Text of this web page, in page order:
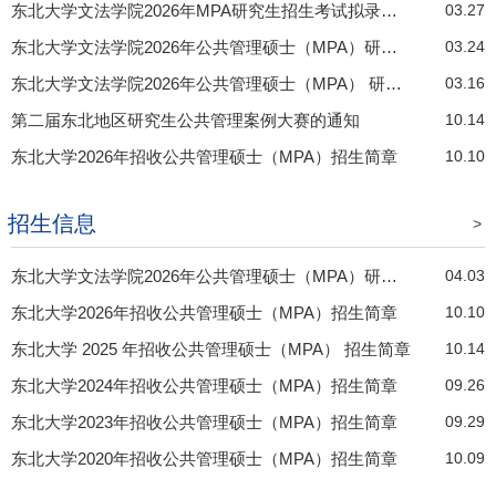
东北大学文法学院2026年MPA研究生招生考试拟录取名单 03.27
东北大学文法学院2026年公共管理硕士（MPA）研究生招生考试复试成绩公布 03.24
东北大学文法学院2026年公共管理硕士（MPA） 研究生招生考试复试实施细则 03.16
第二届东北地区研究生公共管理案例大赛的通知 10.14
东北大学2026年招收公共管理硕士（MPA）招生简章 10.10
招生信息 >
东北大学文法学院2026年公共管理硕士（MPA）研究生调剂工作办法 04.03
东北大学2026年招收公共管理硕士（MPA）招生简章 10.10
东北大学 2025 年招收公共管理硕士（MPA） 招生简章 10.14
东北大学2024年招收公共管理硕士（MPA）招生简章 09.26
东北大学2023年招收公共管理硕士（MPA）招生简章 09.29
东北大学2020年招收公共管理硕士（MPA）招生简章 10.09